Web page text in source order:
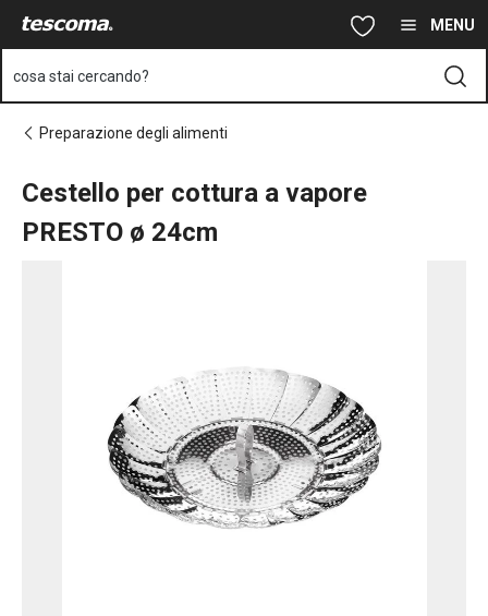
Vai al contenuto principale MENU
cosa stai cercando?
Preparazione degli alimenti
Cestello per cottura a vapore
PRESTO ø 24cm